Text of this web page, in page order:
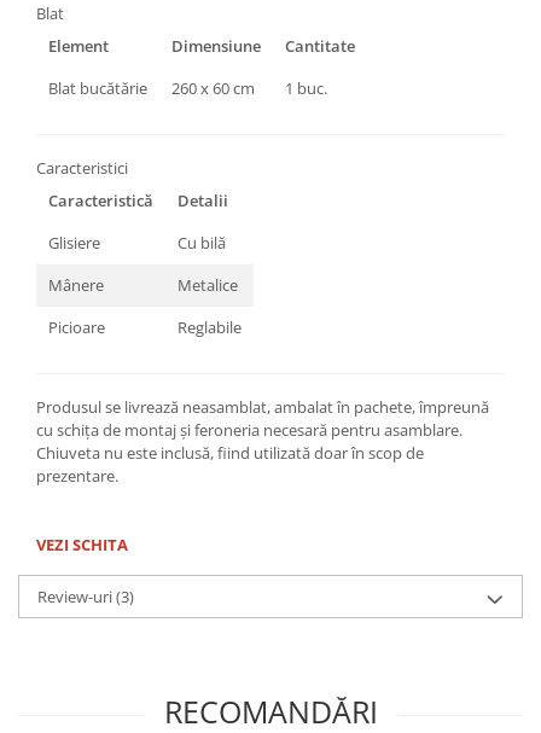
Blat
Element
Dimensiune
Cantitate
Blat bucătărie
260 x 60 cm 1 buc.
Caracteristici
Caracteristică
Detalii
Glisiere
Cu bilă
Mânere
Metalice
Picioare
Reglabile
Produsul se livrează neasamblat, ambalat în pachete, împreună
cu schița de montaj și feroneria necesară pentru asamblare.
Chiuveta nu este inclusă, fiind utilizată doar în scop de
prezentare.
VEZI SCHITA
Review-uri(3)
RECOMANDĂRI